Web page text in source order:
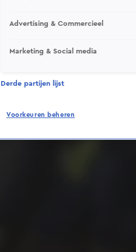
Deze video is niet
Advertising & Commercieel
Marketing & Social media
Derde partijen lijst
Voorkeuren beheren